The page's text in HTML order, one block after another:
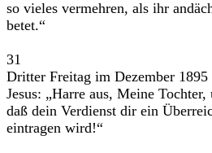
so vieles vermehren, als ihr
betet.“
31
Dritter Freitag im Dezember 1895
Jesus: „Harre aus, Meine
daß dein Verdienst dir ein
eintragen wird!“